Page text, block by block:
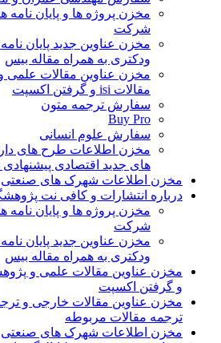
مخزن پروژه ها و پایان نامه
شرکت
مخزن عناوین جدید پایان
ودکتری به همراه مقاله بیس
مخزن عناوین مقالات
مقالات isi و گرفتن اکسپت
سفارش ترجمه متون
Buy Pro
سفارش علوم انسانی
مخزن اطلاعات طرح های
های جدید اقتصادی
مخزن اطلاعات شهرک های صنعتی
درباره انتشارات و کافی نت
مخزن پروژه ها و پایان نامه
شرکت
مخزن عناوین جدید پایان
ودکتری به همراه مقاله بیس
و گرفتن اکسپت
مخزن عناوین مقالات خارجی و
ترجمه مقالات مربوطه
مخزن اطلاعات شهرک های صنعتی